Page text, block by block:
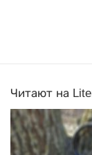
Читают на